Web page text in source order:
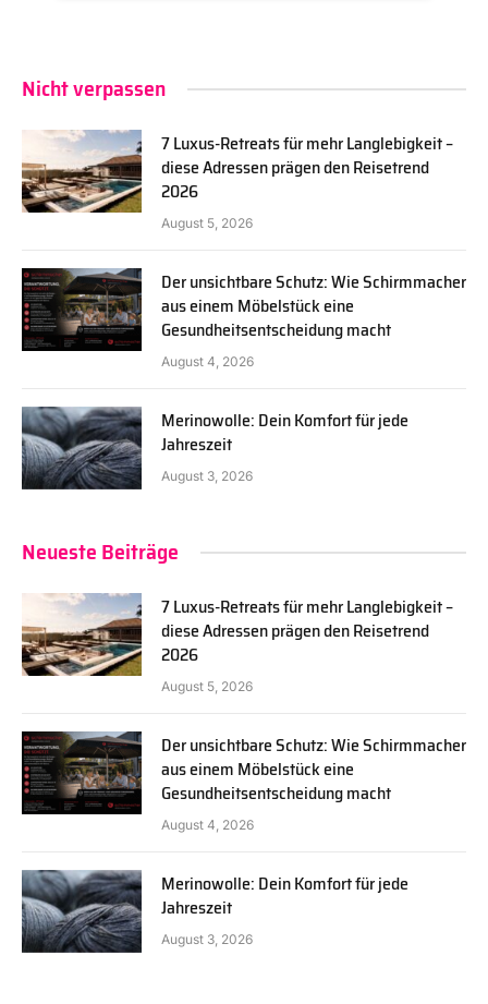
Nicht verpassen
7 Luxus-Retreats für mehr Langlebigkeit –
diese Adressen prägen den Reisetrend
2026
August 5, 2026
Der unsichtbare Schutz: Wie Schirmmacher
aus einem Möbelstück eine
Gesundheitsentscheidung macht
August 4, 2026
Merinowolle: Dein Komfort für jede
Jahreszeit
August 3, 2026
Neueste Beiträge
7 Luxus-Retreats für mehr Langlebigkeit –
diese Adressen prägen den Reisetrend
2026
August 5, 2026
Der unsichtbare Schutz: Wie Schirmmacher
aus einem Möbelstück eine
Gesundheitsentscheidung macht
August 4, 2026
Merinowolle: Dein Komfort für jede
Jahreszeit
August 3, 2026